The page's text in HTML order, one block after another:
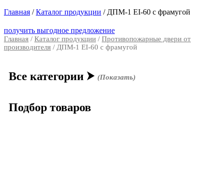
Главная /Каталог продукции / ДПМ-1 EI-60 с фрамугой
получить выгодное предложение
Главная / Каталог продукции / Противопожарные двери от
производителя / ДПМ-1 EI-60 с фрамугой
Все категории ⮞ (Показать)
Подбор товаров